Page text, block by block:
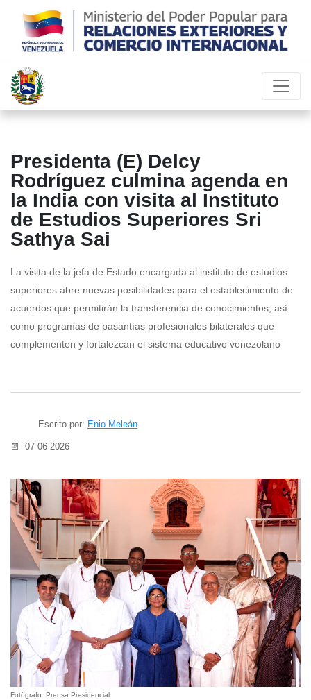
Presidenta (E) Delcy
Rodríguez culmina agenda en
la India con visita al Instituto
de Estudios Superiores Sri
Sathya Sai
La visita de la jefa de Estado encargada al instituto de estudios
superiores abre nuevas posibilidades para el establecimiento de
acuerdos que permitirán la transferencia de conocimientos, así
como programas de pasantías profesionales bilaterales que
complementen y fortalezcan el sistema educativo venezolano
Escrito por: Enio Meleán
07-06-2026
Fotógrafo: Prensa Presidencial